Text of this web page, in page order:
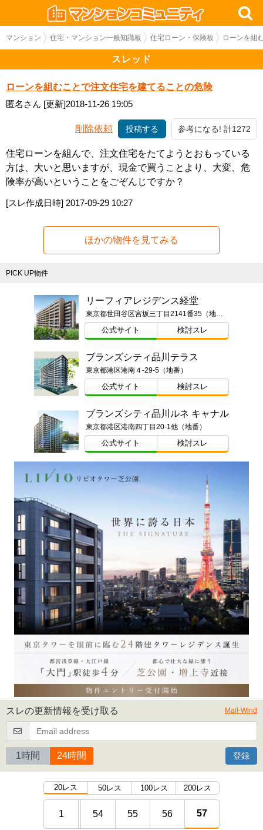
マンション 住宅・マンション一般知識板 住宅ローン・保険板 ローンを組
スレッド
ローンを組むことで注文住宅を建てることの危険
匿名さん [更新]2018-11-26 19:05
削除依頼 投稿する 参考になる! 計1272
住宅ローンを組んで、注文住宅をたてようとおもっている
方は、大いと思いますが、現金で買うことより、大変、危
険率が高いということをごぞんじですか？
[スレ作成日時] 2017-09-29 10:27
ほかの物件を見てみる
PICK UP物件
リーフィアレジデンス経堂
東京都世田谷区宮坂三丁目2141番35（地番）
公式サイト 検討スレ
ブランズシティ品川テラス
東京都港区港南４-29-5（地番）
公式サイト 検討スレ
ブランズシティ品川ルネ キャナル
東京都港区港南四丁目20-1他（地番）
公式サイト 検討スレ
スレの更新情報を受け取る Mail-Wind
1時間 24時間 登録
20レス 50レス 100レス 200レス
1 54 55 56 57